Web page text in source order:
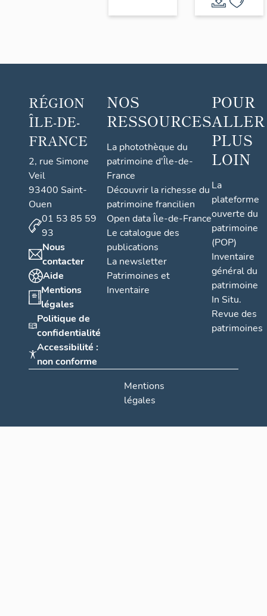
RÉGION
ÎLE-DE-
FRANCE
2, rue Simone
Veil
93400 Saint-
Ouen
01 53 85 59
93
Nous
contacter
Aide
Mentions
légales
Politique de
confidentialité
Accessibilité :
non conforme
NOS
RESSOURCES
La photothèque du
patrimoine d'Île-de-
France
Découvrir la richesse du
patrimoine francilien
Open data Île-de-France
Le catalogue des
publications
La newsletter
Patrimoines et
Inventaire
POUR
ALLER
PLUS
LOIN
La
plateforme
ouverte du
patrimoine
(POP)
Inventaire
général du
patrimoine
In Situ.
Revue des
patrimoines
Mentions
légales